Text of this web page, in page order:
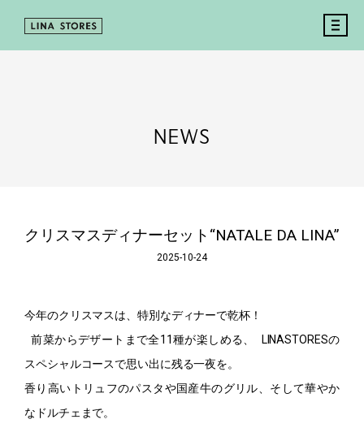
NEWS
クリスマスディナーセット“NATALE DA LINA”
2025-10-24
今年のクリスマスは、特別なディナーで乾杯！
前菜からデザートまで全11種が楽しめる、 LINASTORESの
スペシャルコースで思い出に残る一夜を。
香り高いトリュフのパスタや国産牛のグリル、そして華やか
なドルチェまで。